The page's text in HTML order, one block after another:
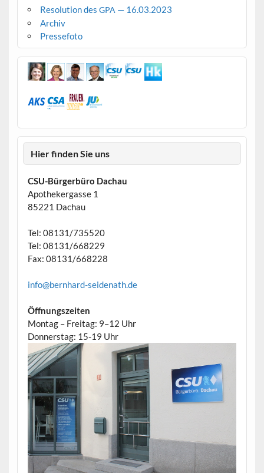
Resolution des GPA — 16.03.2023
Archiv
Pressefoto
Hier finden Sie uns
CSU-Bürgerbüro Dachau
Apothekergasse 1
85221 Dachau
Tel: 08131/735520
Tel: 08131/668229
Fax: 08131/668228
info@bernhard-seidenath.de
Öffnungszeiten
Montag – Freitag: 9–12 Uhr
Donnerstag: 15-19 Uhr